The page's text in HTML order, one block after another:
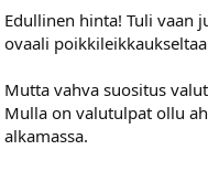
Edullinen hinta! Tuli vaan
ovaali
Mutta vahva suositus
Mulla on valutulpat ollu
alkamassa.